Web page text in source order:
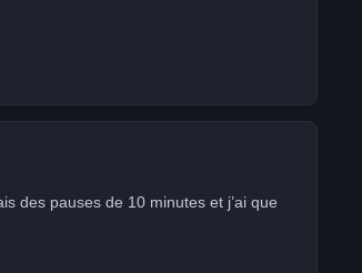
des pauses de 10 minutes et j’ai que